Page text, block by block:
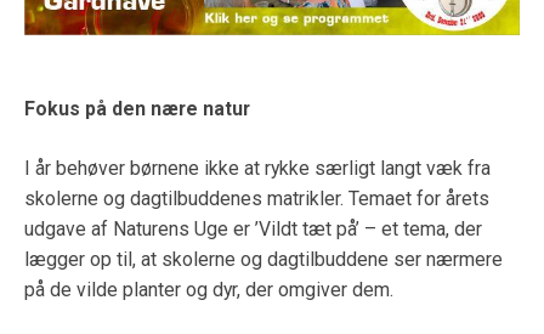
Fokus på den nære natur
I år behøver børnene ikke at rykke særligt langt væk fra
skolerne og dagtilbuddenes matrikler. Temaet for årets
udgave af Naturens Uge er ’Vildt tæt på’ – et tema, der
lægger op til, at skolerne og dagtilbuddene ser nærmere
på de vilde planter og dyr, der omgiver dem.